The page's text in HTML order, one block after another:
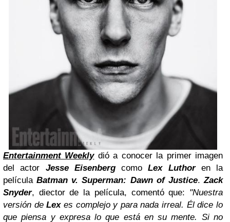
Entertainment Weeklydió a conocer la primer imagen
del actor Jesse EisenbergcomoLex Luthoren la
películaBatman v. Superman: Dawn of Justice.Zack
Snyder, diector de la película, comentó que: "Nuestra
versión deLexes complejo y para nada irreal. Él dice lo
que piensa y expresa lo que está en su mente. Si no